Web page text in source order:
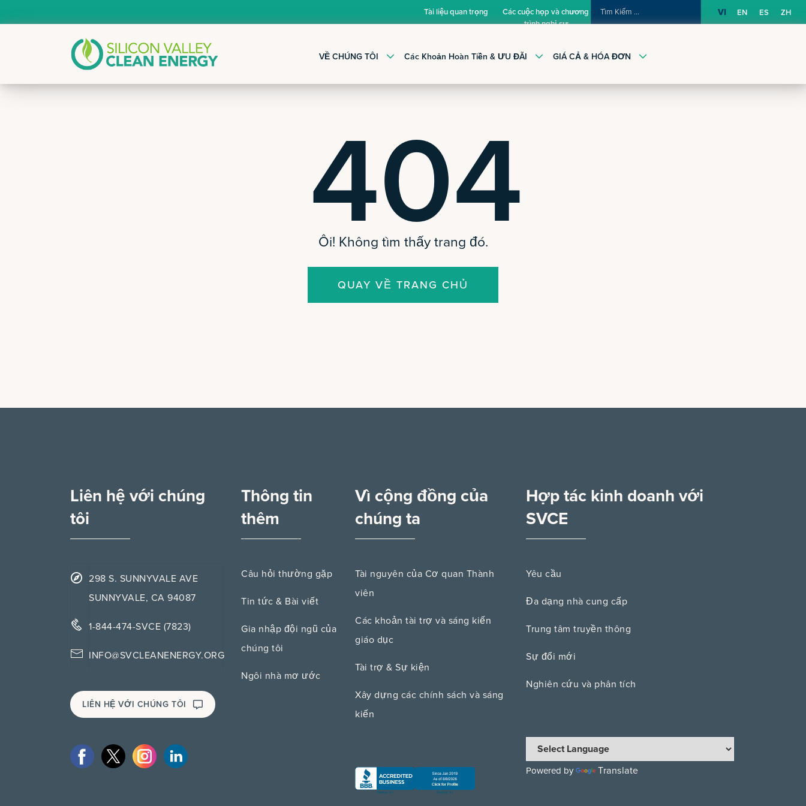
KIẾM:
Các cuộc họp và chương
trình nghị sự
Tài liệu quan trọng VI EN ES ZH
VỀ CHÚNG TÔI Các Khoản Hoàn Tiền & ƯU ĐÃI GIÁ CẢ & HÓA ĐƠN
404
Ôi! Không tìm thấy trang đó.
QUAY VỀ TRANG CHỦ
Liên hệ với chúng
tôi
298 S. SUNNYVALE AVE
SUNNYVALE, CA 94087
1-844-474-SVCE (7823)
INFO@SVCLEANENERGY.ORG
LIÊN HỆ VỚI CHÚNG TÔI
Thông tin
thêm
Câu hỏi thường gặp
Tin tức & Bài viết
Gia nhập đội ngũ của
chúng tôi
Ngôi nhà mơ ước
Vì cộng đồng của
chúng ta
Tài nguyên của Cơ quan Thành
viên
Các khoản tài trợ và sáng kiến ​​
giáo dục
Tài trợ & Sự kiện
Xây dựng các chính sách và sáng
kiến
Hợp tác kinh doanh với
SVCE
Yêu cầu
Đa dạng nhà cung cấp
Trung tâm truyền thông
Sự đổi mới
Nghiên cứu và phân tích
Powered by Translate